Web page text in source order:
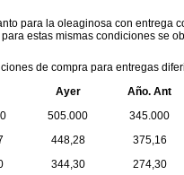
para la oleaginosa con entrega
estas mismas condiciones se
de compra para entregas
Ayer
Año. Ant
505.000
345.000
448,28
375,16
344,30
274,30